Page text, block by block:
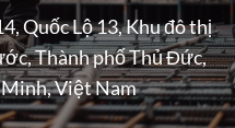
Quốc Lộ 13, Khu đô thị
Thành phố Thủ Đức,
Việt Nam